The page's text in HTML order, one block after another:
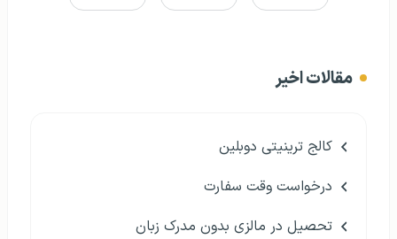
مقالات اخیر
کالج ترینیتی دوبلین
درخواست وقت سفارت
تحصیل در مالزی بدون مدرک زبان